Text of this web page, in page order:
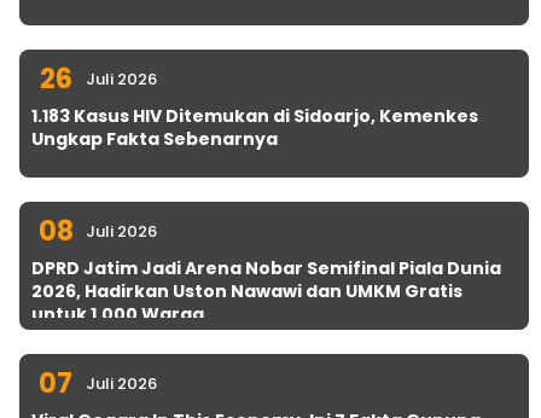
26 Juli 2026
1.183 Kasus HIV Ditemukan di Sidoarjo, Kemenkes
Ungkap Fakta Sebenarnya
08 Juli 2026
DPRD Jatim Jadi Arena Nobar Semifinal Piala Dunia
2026, Hadirkan Uston Nawawi dan UMKM Gratis
untuk 1.000 Warga
07 Juli 2026